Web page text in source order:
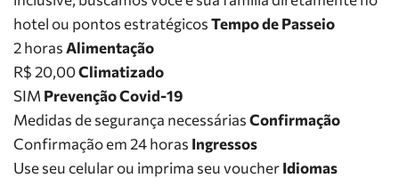
hotel ou pontos estratégicosTempo de Passeio
2 horasAlimentação
R$ 20,00Climatizado
SIM Prevenção Covid-19
Medidas de segurança necessáriasConfirmação
Confirmação em 24 horas Ingressos
Use seu celular ou imprima seu voucherIdiomas